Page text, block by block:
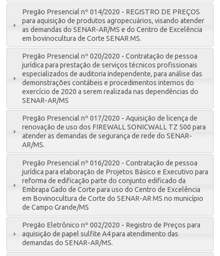
Pregão Presencial nº 014/2020 - REGISTRO DE PREÇOS
para aquisição de produtos agropecuários, visando atender
as demandas do SENAR-AR/MS e do Centro de Excelência
em bovinocultura de Corte SENAR MS.
Pregão Presencial nº 020/2020 - Contratação de pessoa
jurídica para prestação de serviços técnicos profissionais
especializados de auditoria independente, para análise das
demonstrações contábeis e procedimentos internos do
exercício de 2020 a serem realizada nas dependências do
SENAR-AR/MS
Pregão Presencial nº 017/2020 - Aquisição de licença de
renovação de uso dos FIREWALL SONICWALL TZ 500 para
atender as demandas de segurança de rede do SENAR-
AR/MS.
Pregão Presencial nº 016/2020 - Contratação de pessoa
jurídica para elaboração de Projetos Básico e Executivo para
reforma de edificação parte do conjunto edificado da
Embrapa Gado de Corte para uso do Centro de Excelência
em Bovinocultura de Corte do SENAR-AR MS no município
de Campo Grande/MS
Pregão Eletrônico nº 002/2020 - Registro de Preços para
aquisição de papel sulfite A4 para atendimento das
demandas do SENAR-AR/MS.